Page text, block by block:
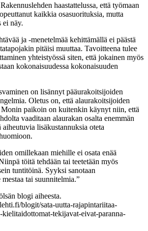
haastattelussa, että työmaan
kaikkia osasuorituksia, mutta
ei näy.
ja -menetelmää kehittämällä ei päästä
pitäisi muuttaa. Tavoitteena tulee
yhteistyössä siten, että jokainen myös
kokonaisuudessa kokonaisuuden
on lisännyt pääurakoitsijoiden
Oletus on, että alaurakoitsijoiden
paikoin on kuitenkin käynyt niin, että
vaaditaan alaurakan osalta enemmän
aiheutuvia lisäkustannuksia oteta
omillekaan miehille ei osata enää
töitä tehdään tai teetetään myös
tuntitöinä. Syyksi sanotaan
tai suunnitelmia.”
blogi aiheesta.
blogit/sata-uutta-rajapintariitaa-
kielitaidottomat-tekijavat-eivat-paranna-